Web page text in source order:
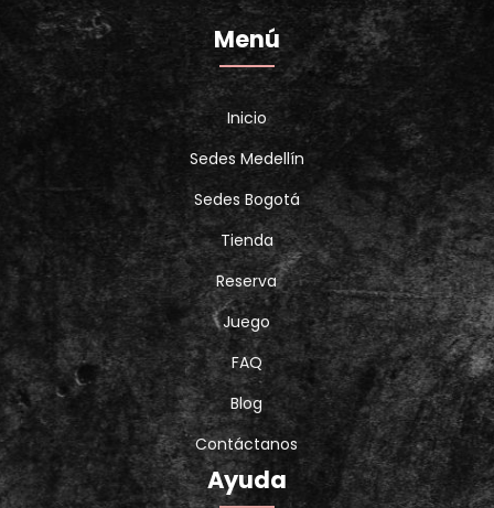
Menú
Inicio
Sedes Medellín
Sedes Bogotá
Tienda
Reserva
Juego
FAQ
Blog
Contáctanos
Ayuda